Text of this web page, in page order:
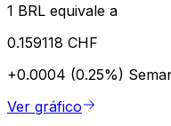
1 BRL equivale a
0.159118 CHF
+0.0004 (0.25%)
Ver gráfico